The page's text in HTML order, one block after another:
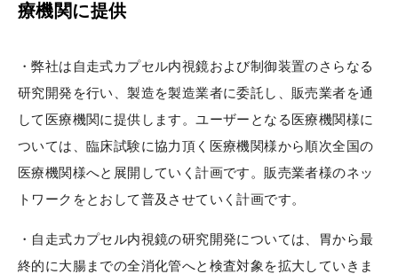
療機関に提供
・弊社は自走式カプセル内視鏡および制御装置のさらなる
研究開発を行い、製造を製造業者に委託し、販売業者を通
して医療機関に提供します。ユーザーとなる医療機関様に
ついては、臨床試験に協力頂く医療機関様から順次全国の
医療機関様へと展開していく計画です。販売業者様のネッ
トワークをとおして普及させていく計画です。
・自走式カプセル内視鏡の研究開発については、胃から最
終的に大腸までの全消化管へと検査対象を拡大していきま